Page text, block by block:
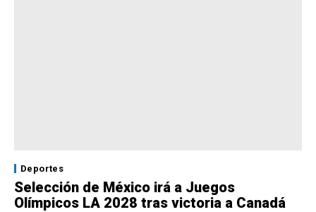
Deportes
Selección de México irá a Juegos
Olímpicos LA 2028 tras victoria a Canadá